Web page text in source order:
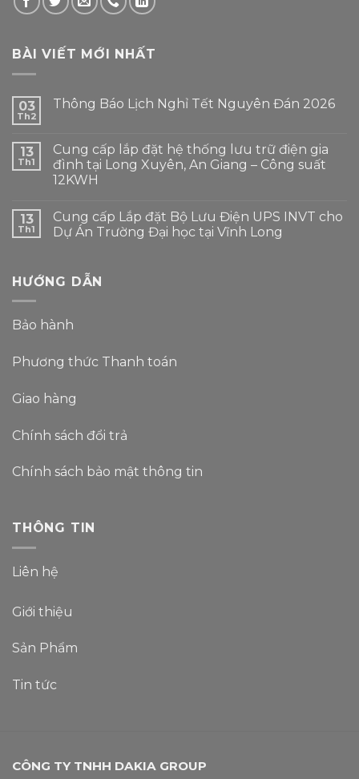
BÀI VIẾT MỚI NHẤT
03
Th2
Thông Báo Lịch Nghỉ Tết Nguyên Đán 2026
13
Th1
Cung cấp lắp đặt hệ thống lưu trữ điện gia
đình tại Long Xuyên, An Giang – Công suất
12KWH
13
Th1
Cung cấp Lắp đặt Bộ Lưu Điện UPS INVT cho
Dự Án Trường Đại học tại Vĩnh Long
HƯỚNG DẪN
Bảo hành
Phương thức Thanh toán
Giao hàng
Chính sách đổi trả
Chính sách bảo mật thông tin
THÔNG TIN
Liên hệ
Giới thiệu
Sản Phẩm
Tin tức
CÔNG TY TNHH DAKIA GROUP